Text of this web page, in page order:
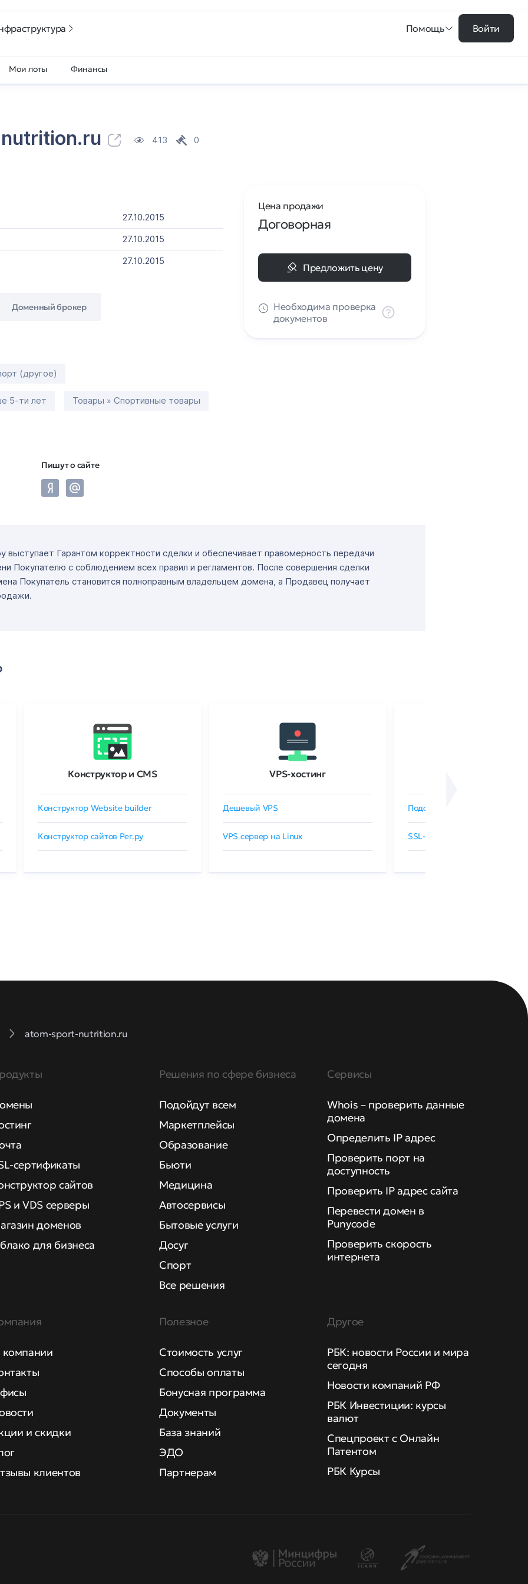
Помощь Войти
Мои лоты Финансы
413 0
27.10.2015
27.10.2015
27.10.2015
Доменный брокер
(другое)
5-ти лет Товары » Спортивные товары
Пишут о сайте
Цена продажи
Договорная
Предложить цену
Необходима проверка
документов
выступает Гарантом корректности сделки и обеспечивает правомерность передачи
Покупателю с соблюдением всех правил и регламентов. После совершения сделки
Покупатель становится полноправным владельцем домена, а Продавец получает
Конструктор и CMS
Конструктор Website builder
Конструктор сайтов Рег.ру
VPS-хостинг
Дешевый VPS
VPS сервер на Linux
Подобрать SSL-сертификат
SSL-сертификаты GlobalSign
atom-sport-nutrition.ru
сертификаты
сайтов
и VDS серверы
доменов
для бизнеса
Решения по сфере бизнеса
Подойдут всем
Маркетплейсы
Образование
Бьюти
Медицина
Автосервисы
Бытовые услуги
Досуг
Спорт
Все решения
Сервисы
Whois – проверить данные
домена
Определить IP адрес
Проверить порт на
доступность
Проверить IP адрес сайта
Перевести домен в
Punycode
Проверить скорость
интернета
и скидки
клиентов
Полезное
Стоимость услуг
Способы оплаты
Бонусная программа
Документы
База знаний
ЭДО
Партнерам
Другое
РБК: новости России и мира
сегодня
Новости компаний РФ
РБК Инвестиции: курсы
валют
Спецпроект с Онлайн
Патентом
РБК Курсы